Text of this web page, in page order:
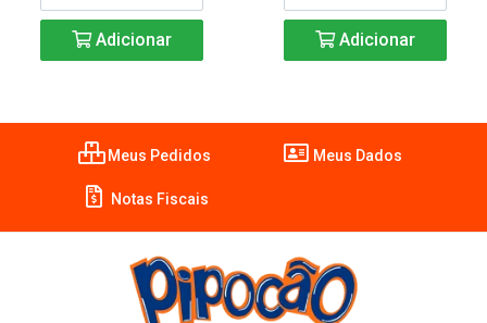
Adicionar Adicionar
Meus Pedidos Meus Dados
Notas Fiscais